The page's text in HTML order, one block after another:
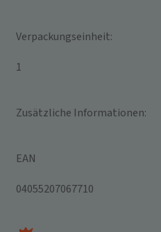
Verpackungseinheit:
1
Zusätzliche Informationen:
EAN
04055207067710